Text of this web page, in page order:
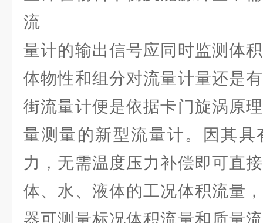
流
量计的输出信号应同时监测体
体物性和组分对流量计量还是
街流量计便是依据卡门旋涡原
量测量的新型流量计。因其具
力，无需温度压力补偿即可直
体、水、液体的工况体积流量
器可测量标况体积流量和质量